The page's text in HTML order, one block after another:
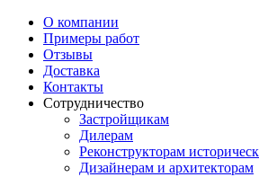
О компании
Примеры работ
Отзывы
Доставка
Контакты
Сотрудничество
Застройщикам
Дилерам
Реконструкторам
Дизайнерам и архитекторам